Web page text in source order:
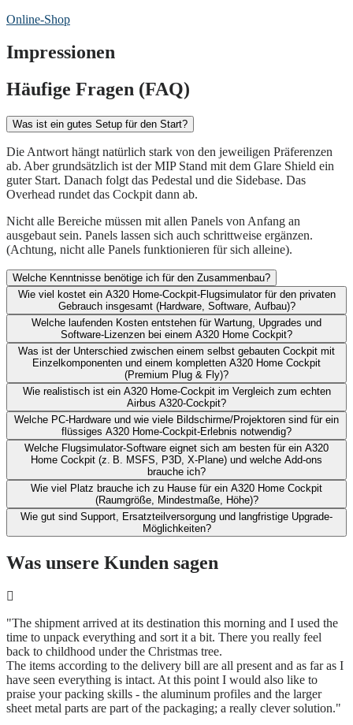
Online-Shop
Impressionen
Häufige Fragen (FAQ)
Was ist ein gutes Setup für den Start?
Die Antwort hängt natürlich stark von den jeweiligen Präferenzen
ab. Aber grundsätzlich ist der MIP Stand mit dem Glare Shield ein
guter Start. Danach folgt das Pedestal und die Sidebase. Das
Overhead rundet das Cockpit dann ab.
Nicht alle Bereiche müssen mit allen Panels von Anfang an
ausgebaut sein. Panels lassen sich auch schrittweise ergänzen.
(Achtung, nicht alle Panels funktionieren für sich alleine).
Welche Kenntnisse benötige ich für den Zusammenbau?
Wie viel kostet ein A320 Home-Cockpit-Flugsimulator für den privaten
Gebrauch insgesamt (Hardware, Software, Aufbau)?​
Welche laufenden Kosten entstehen für Wartung, Upgrades und
Software-Lizenzen bei einem A320 Home Cockpit?​
Was ist der Unterschied zwischen einem selbst gebauten Cockpit mit
Einzelkomponenten und ​einem kompletten A320 Home Cockpit
(Premium Plug & Fly)?
Wie realistisch ist ein A320 Home-Cockpit im Vergleich zum echten
Airbus A320-Cockpit?​
Welche PC-Hardware und wie viele Bildschirme/Projektoren sind für ein
flüssiges A320 Home-Cockpit-Erlebnis notwendig?
Welche Flugsimulator-Software eignet sich am besten für ein A320
Home Cockpit (z. B. MSFS, P3D, X‑Plane) und welche Add-ons
brauche ich?​
Wie viel Platz brauche ich zu Hause für ein A320 Home Cockpit
(Raumgröße, Mindestmaße, Höhe)?​
Wie gut sind Support, Ersatzteilversorgung und langfristige Upgrade-
Möglichkeiten?
Was unsere Kunden sagen
"The shipment arrived at its destination this morning and I used the
time to unpack everything and sort it a bit. There you really feel
back to childhood under the Christmas tree.
The items according to the delivery bill are all present and as far as I
have seen everything is intact. At this point I would also like to
praise your packing skills - the aluminum profiles and the larger
sheet metal parts are part of the packaging; a really clever solution."